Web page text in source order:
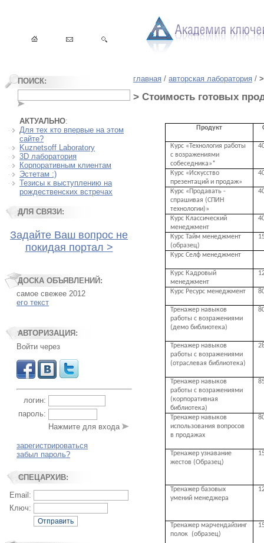
ПОИСК:
АКТУАЛЬНО:
Для тех кто впервые на этом
сайте?
Kuznetsoff Laboratory
3D лаборатория
Корпоративным клиентам
Эстетам :)
Тезисы к выступлению на
рождественских встречах
ДЛЯ СВЯЗИ:
Задайте Ваш вопрос не
покидая портал >
ДОСКА ОБЪЯВЛЕНИЙ:
самое свежее 2012
его текст
АВТОРИЗАЦИЯ:
Войти через
логин:
пароль:
Нажмите для входа
зарегистрироваться
забыл пароль?
СПЕЦАРХИВ:
Email:
Ключ:
Отправить
главная / авторская лаборатория /
> Стоимость готовых
Продукт
Курс «Технология работы
с возражениями
собеседника»*
Курс «Искусcтво
презентаций и продаж»
Курс «Продавать -
спрашивая (СПИН
технологии)»
Курс Классический
менеджмент
Курс Тайм менеджмент
(образец)
Курс Селф менеджмент
Курс Кадровый
менеджмент
Курс Ресурс менеджмент
Тренажер навыков
работы с возражениями
(демо библиотека)
Тренажер навыков
работы с возражениями
(отраслевая библиотека)
Тренажер навыков
работы с возражениями
(корпоративная
библиотека)
Тренажер навыков
использования вопросов
в продажах
Тренажер узнавание
жестов (Образец)
Тренажер базовых
умений менеджера
Тренажер марчендайзинг
полок
(образец)